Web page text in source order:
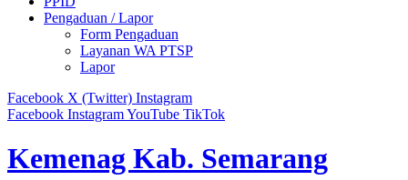
Pengaduan / Lapor
Form Pengaduan
Layanan WA PTSP
Lapor
Facebook X (Twitter) Instagram
Facebook InstagramYouTube TikTok
Kemenag Kab. Semarang